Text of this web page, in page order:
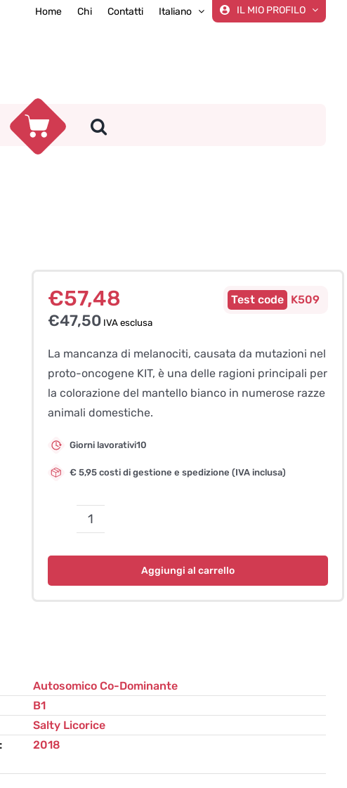
Home Chi Contatti Italiano IL MIO PROFILO
€57,48
€47,50IVA esclusa
K509
La mancanza di melanociti, causata da mutazioni nel
proto-oncogene KIT, è una delle ragioni principali per
la colorazione del mantello bianco in numerose razze
animali domestiche.
Giorni lavorativi10
€ 5,95 costi di gestione e spedizione (IVA inclusa)
Colore
Salmiak
Aggiungi al carrello
Autosomico Co-Dominante
B1
Salty Licorice
2018